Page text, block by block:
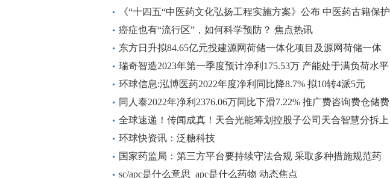
10.94%，每10股派1元
《“十四五“中医药文化弘扬工程实施方案》公布 中医药古籍保护
继续加强-最资讯
癌症也有“流行区”，如何科学预防？ 焦点热讯
东方日升拟84.65亿元投建源网荷储一体化项目及源网荷储一体
化10GW拉晶项目-每日播报
瑞奇智造2023年第一季度预计净利175.53万 产能处于满负荷水平
环球信息:泓博医药2022年度净利同比降8.7% 拟10转4派5元
同人泰2022年净利2376.06万同比下滑7.22% 推广费咨询费仓储费
等增加
全球速递！传闻成真！天合光能筹划控股子公司天合智慧分拆上
市
环球快资讯：泛糖科技
国家药监局：第三方平台要持续守法合规 采取多种措施规范药
品网络销售市场秩序 世界今日讯
sc/apc是什么意思_apc是什么药物 动态焦点